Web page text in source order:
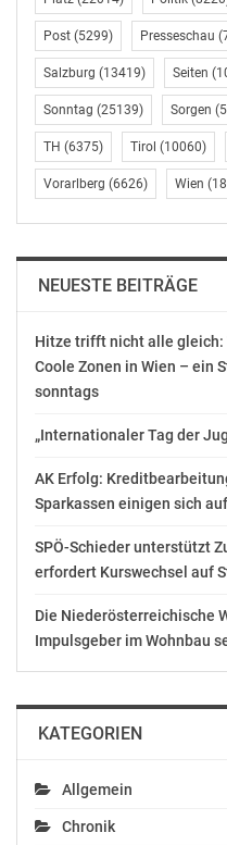
außenpolitischen Akteur
Parkett zu präsentieren.“
Presse- und
im
Europaparlament
Lena Easthill
Telefon: +32 472397210
OTS-ORIGINALTEXT
AUSSCHLIESSLICHER
© Copyright APA-OTS
der jeweilige Aussender
Post (5299) Presseschau
Salzburg (13419) Seiten
Sonntag (25139) Sorgen
TH (6375) Tirol (10060)
Vorarlberg (6626) Wien
NEUESTE BEITRÄGE
Hitze trifft nicht alle
Coole Zonen in Wien – ein
sonntags
„Internationaler Tag der
AK Erfolg:
Sparkassen einigen sich
SPÖ-Schieder unterstützt
erfordert Kurswechsel auf
Die Niederösterreichische
Impulsgeber im Wohnbau
KATEGORIEN
Allgemein
Chronik